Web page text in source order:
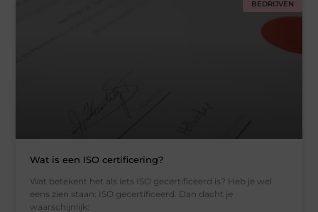
BEDRIJVEN
Wat is een ISO certificering?
Wat betekent het als iets ISO gecertificeerd is? Heb je wel
eens zien staan: ISO gecertificeerd. Dan dacht je
waarschijnlijk: